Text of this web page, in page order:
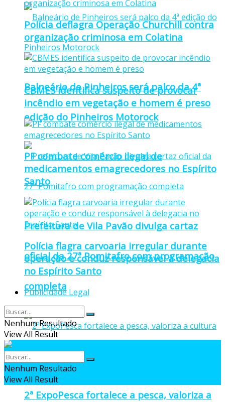
Balneário de Pinheiros será palco da 4ª
edição do Pinheiros Motorock
Prefeitura de Vila Pavão divulga cartaz
oficial da 27ª Pomitafro com programação
completa
2ª ExpoPesca fortalece a pesca, valoriza a
Polícia deflagra Operação Churchill contra
organização criminosa em Colatina
CBMES identifica suspeito de provocar
incêndio em vegetação e homem é preso
PF combate comércio ilegal de
medicamentos emagrecedores no Espírito
Santo
Polícia flagra carvoaria irregular durante
operação e conduz responsável à delegacia
no Espírito Santo
Publicidade Legal
Nenhum Resultado
View All Result
Nenhum Resultado
View All Result